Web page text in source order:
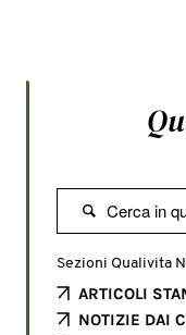

Sezioni Qualivita
ARTICOLI
NOTIZIE DAI